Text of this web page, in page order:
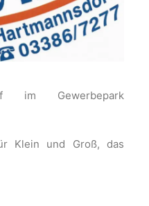
im Gewerbepark
Klein und Groß, das